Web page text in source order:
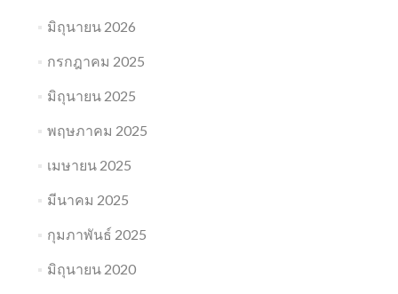
มิถุนายน 2026
กรกฎาคม 2025
มิถุนายน 2025
พฤษภาคม 2025
เมษายน 2025
มีนาคม 2025
กุมภาพันธ์ 2025
มิถุนายน 2020